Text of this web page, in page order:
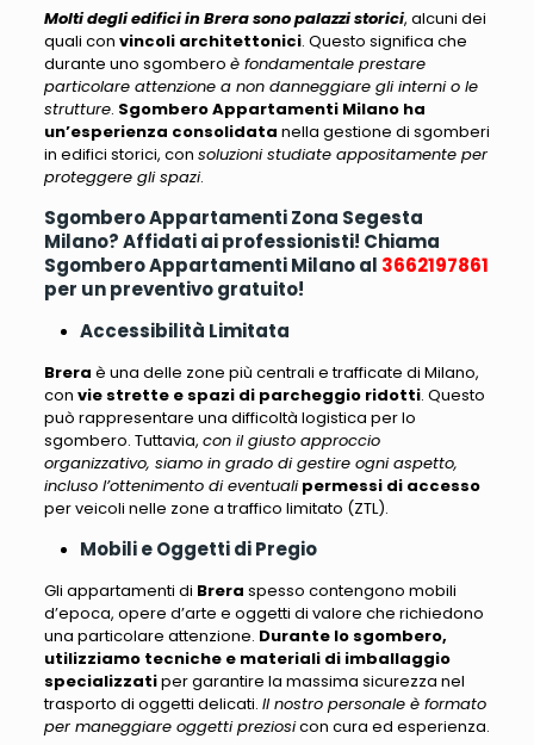
Molti degli edifici in Brera sono palazzi storici, alcuni dei
quali con vincoli architettonici. Questo significa che
durante uno sgombero è fondamentale prestare
particolare attenzione a non danneggiare gli interni o le
strutture. Sgombero Appartamenti Milano ha
un’esperienza consolidata nella gestione di sgomberi
in edifici storici, con soluzioni studiate appositamente per
proteggere gli spazi.
Sgombero Appartamenti Zona Segesta
Milano? Affidati ai professionisti! Chiama
Sgombero Appartamenti Milano al 3662197861
per un preventivo gratuito!
Accessibilità Limitata
Brera è una delle zone più centrali e trafficate di Milano,
con vie strette e spazi di parcheggio ridotti. Questo
può rappresentare una difficoltà logistica per lo
sgombero. Tuttavia, con il giusto approccio
organizzativo, siamo in grado di gestire ogni aspetto,
incluso l’ottenimento di eventuali permessi di accesso
per veicoli nelle zone a traffico limitato (ZTL).
Mobili e Oggetti di Pregio
Gli appartamenti di Brera spesso contengono mobili
d’epoca, opere d’arte e oggetti di valore che richiedono
una particolare attenzione. Durante lo sgombero,
utilizziamo tecniche e materiali di imballaggio
specializzatiper garantire la massima sicurezza nel
trasporto di oggetti delicati. Il nostro personale è formato
per maneggiare oggetti preziosicon cura ed esperienza.